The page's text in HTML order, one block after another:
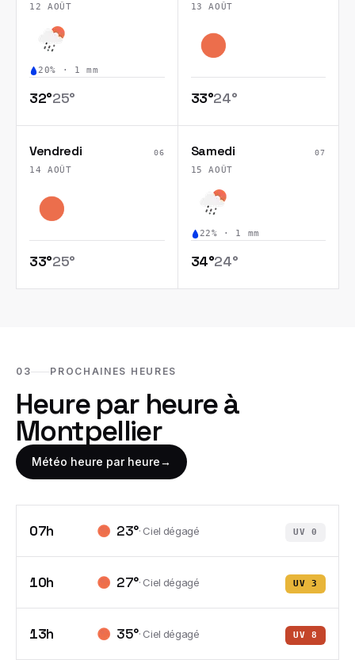
12 AOÛT
20% · 1 mm
32°25°
13 AOÛT
33°24°
Vendredi
14 AOÛT
06
33°25°
Samedi
15 AOÛT
07
22% · 1 mm
34°24°
03 PROCHAINES HEURES
Heure par heure à
Montpellier
Météo heure par heure→
07h 23°· Ciel dégagé UV0
10h 27°· Ciel dégagé UV 3
13h 35°· Ciel dégagé UV8